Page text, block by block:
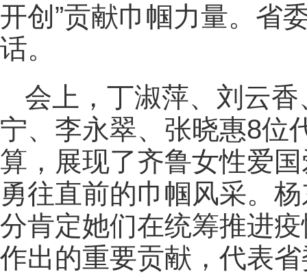
开创”贡献巾帼力量。省
话。
会上，丁淑萍、刘云
宁、李永翠、张晓惠8位
算，展现了齐鲁女性爱
勇往直前的巾帼风采。
分肯定她们在统筹推进
作出的重要贡献，代表